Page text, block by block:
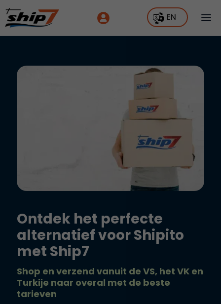
EN
Ontdek het perfecte
alternatief voor Shipito
met Ship7
Shop en verzend vanuit de VS, het VK en
Turkije naar overal met de beste
tarieven